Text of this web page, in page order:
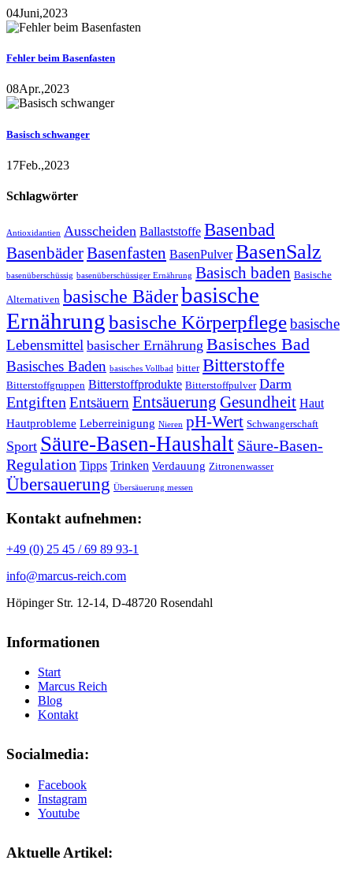
04Juni,2023
Fehler beim Basenfasten
08Apr.,2023
Basisch schwanger
17Feb.,2023
Schlagwörter
Antioxidantien Ausscheiden Ballaststoffe Basenbad
BasenbäderBasenfasten BasenPulver BasenSalz
basenüberschüssig basenüberschüssiger Ernährung Basisch baden Basische
Alternativen basische Bäderbasische
Ernährungbasische Körperpflegebasische
Lebensmittel basischer Ernährung Basisches Bad
Basisches Baden basisches Vollbad bitter Bitterstoffe
Bitterstoffgruppen Bitterstoffprodukte Bitterstoffpulver Darm
EntgiftenEntsäuernEntsäuerung Gesundheit Haut
Hautprobleme Leberreinigung Nieren pH-Wert Schwangerschaft
Sport Säure-Basen-Haushalt Säure-Basen-
Regulation Tipps Trinken Verdauung Zitronenwasser
Übersauerung Übersäuerung messen
Kontakt aufnehmen:
+49 (0) 25 45 / 69 89 93-1
info@marcus-reich.com
Höpinger Str. 12-14, D-48720 Rosendahl
Informationen
Start
Marcus Reich
Blog
Kontakt
Socialmedia:
Facebook
Instagram
Youtube
Aktuelle Artikel: